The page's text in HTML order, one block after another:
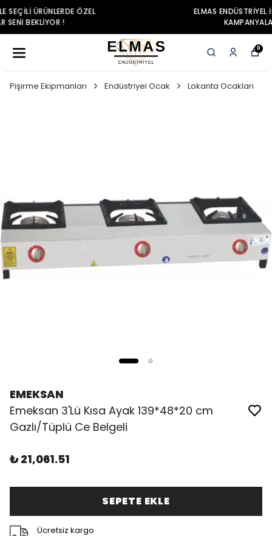
ELMAS ENDÜSTRIYEL ILE SEÇILI ÜRÜNLERDE ÖZEL
0
Pişirme Ekipmanları Endüstriyel Ocak Lokanta Ocaklari
EMEKSAN
Emeksan 3'Lü Kısa Ayak 139*48*20 cm
Gazlı/Tüplü Ce Belgeli
₺ 21,061.51
SEPETE EKLE
Ücretsiz kargo